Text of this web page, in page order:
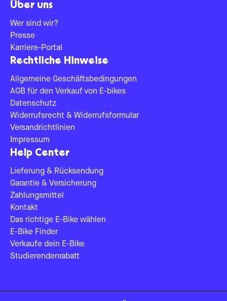
Über uns
Wer sind wir?
Presse
Karriere-Portal
Rechtliche Hinweise
Allgemeine Geschäftsbedingungen
AGB für den Verkauf von E-bikes
Datenschutz
Widerrufsrecht & Widerrufsformular
Versandrichtlinien
Impressum
Help Center
Lieferung & Rücksendung
Garantie & Versicherung
Zahlungsmittel
Kontakt
Das richtige E-Bike wählen
E-Bike Finder
Verkaufe dein E-Bike
Studierendenrabatt